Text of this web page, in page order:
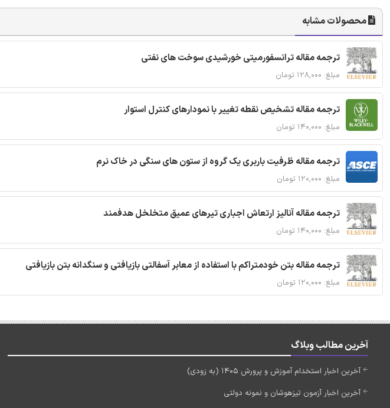
محصولات مشابه
ترجمه مقاله ترانسفورمیتی خورشیدی سوخت های نفتی
مبلغ: ۱۲۸,۰۰۰ تومان
ترجمه مقاله تشخیص نقطه تغییر با نمودارهای کنترل استوار
مبلغ: ۱۴۰,۰۰۰ تومان
ترجمه مقاله ظرفیت باربری یک گروه از ستون های سنگی در خاک نرم
مبلغ: ۱۲۰,۰۰۰ تومان
ترجمه مقاله آنالیز ارتعاش اجباری تیرهای عمیق متخلخل هدفمند
مبلغ: ۱۴۰,۰۰۰ تومان
ترجمه مقاله بتن خودمتراکم با استفاده از معابر آسفالتی بازیافتی و سنگدانه بتن بازیافتی
مبلغ: ۱۲۰,۰۰۰ تومان
آخرین مطالب وبلاگ
آخرین اخبار استخدام آموزش و پرورش 1405 (به زودی)
آخرین اخبار آزمون تیزهوشان و نمونه دولتی